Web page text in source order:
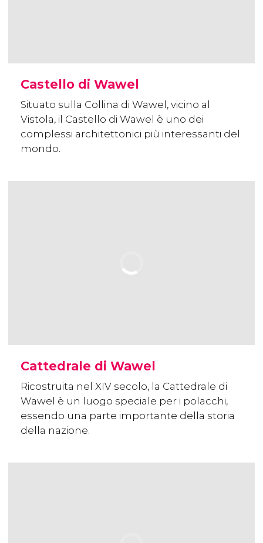
Castello di Wawel
Situato sulla Collina di Wawel, vicino al
Vistola, il Castello di Wawel è uno dei
complessi architettonici più interessanti del
mondo.
Cattedrale di Wawel
Ricostruita nel XIV secolo, la Cattedrale di
Wawel è un luogo speciale per i polacchi,
essendo una parte importante della storia
della nazione.